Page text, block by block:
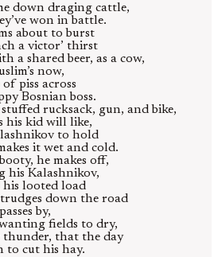
down draging cattle,
won in battle.
about to burst
a victor’ thirst
a shared beer, as a cow,
now,
piss across
Bosnian boss.
rucksack, gun, and bike,
his kid will like,
to hold
it wet and cold.
he makes off,
his Kalashnikov,
looted load
down the road
by,
fields to dry,
that the day
to cut his hay.